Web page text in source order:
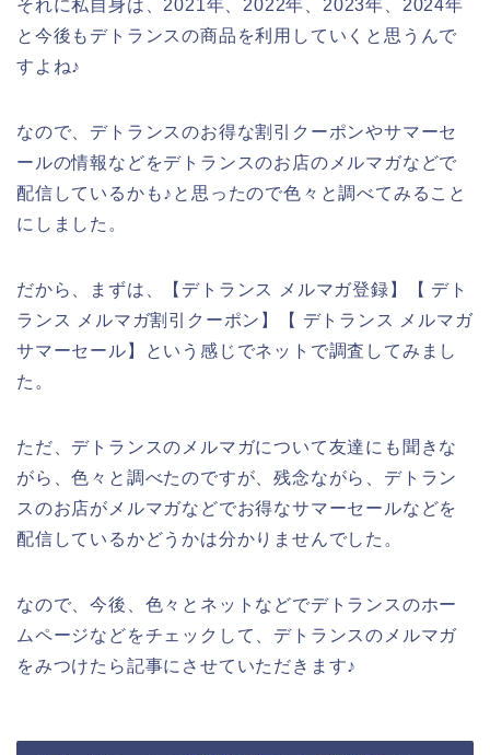
それに私自身は、2021年、2022年、2023年、2024年
と今後もデトランスの商品を利用していくと思うんで
すよね♪
なので、デトランスのお得な割引クーポンやサマーセ
ールの情報などをデトランスのお店のメルマガなどで
配信しているかも♪と思ったので色々と調べてみること
にしました。
だから、まずは、【デトランス メルマガ登録】【 デト
ランス メルマガ割引クーポン】【 デトランス メルマガ
サマーセール】という感じでネットで調査してみまし
た。
ただ、デトランスのメルマガについて友達にも聞きな
がら、色々と調べたのですが、残念ながら、デトラン
スのお店がメルマガなどでお得なサマーセールなどを
配信しているかどうかは分かりませんでした。
なので、今後、色々とネットなどでデトランスのホー
ムページなどをチェックして、デトランスのメルマガ
をみつけたら記事にさせていただきます♪